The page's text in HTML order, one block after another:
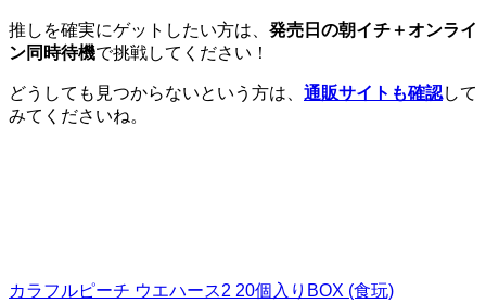
推しを確実にゲットしたい方は、 発売日の朝イチ＋オンライ
ン同時待機で挑戦してください！
どうしても見つからないという方は、 通販サイトも確認して
みてくださいね。
カラフルピーチ ウエハース2 20個入りBOX (食玩)